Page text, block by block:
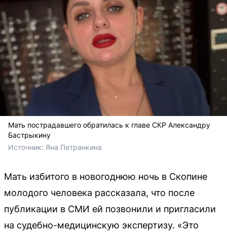
Мать пострадавшего обратилась к главе СКР Александру
Бастрыкину
Источник: Яна Петранкина
Мать избитого в новогоднюю ночь в Скопине
молодого человека рассказала, что после
публикации в СМИ ей позвонили и пригласили
на судебно-медицинскую экспертизу. «Это